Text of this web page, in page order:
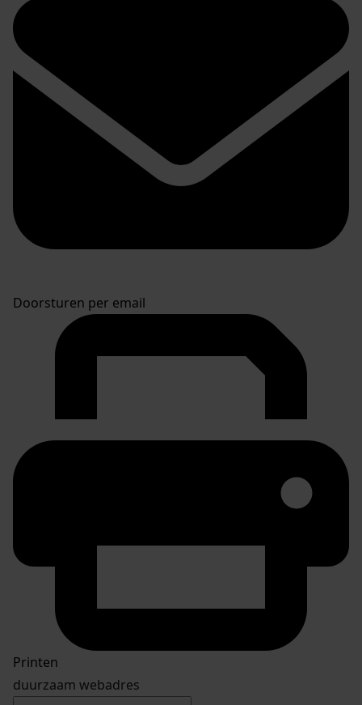
Doorsturen per email
Printen
duurzaam webadres